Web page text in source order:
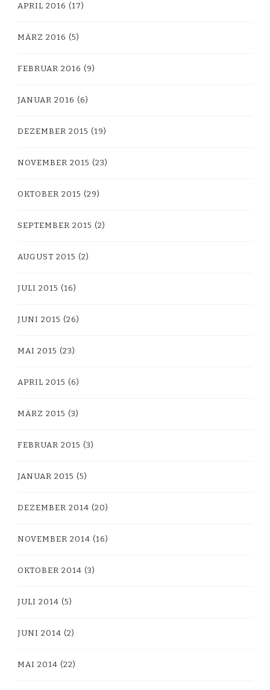
APRIL 2016 (17)
MÄRZ 2016 (5)
FEBRUAR 2016 (9)
JANUAR 2016 (6)
DEZEMBER 2015 (19)
NOVEMBER 2015 (23)
OKTOBER 2015 (29)
SEPTEMBER 2015 (2)
AUGUST 2015 (2)
JULI 2015 (16)
JUNI 2015 (26)
MAI 2015 (23)
APRIL 2015 (6)
MÄRZ 2015 (3)
FEBRUAR 2015 (3)
JANUAR 2015 (5)
DEZEMBER 2014 (20)
NOVEMBER 2014 (16)
OKTOBER 2014 (3)
JULI 2014 (5)
JUNI 2014 (2)
MAI 2014 (22)